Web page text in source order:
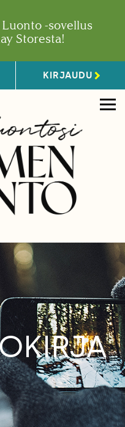
-sovellus
Storesta!
KIRJAUDU